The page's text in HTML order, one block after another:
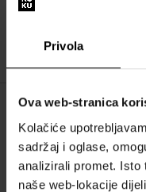
Privola
Ova web-stranica
Kolačiće
sadržaj i oglase,
analizirali promet. Isto
naše web-lokacije
O NAMA
O nama
OBRAZAC ZA KONTAKT